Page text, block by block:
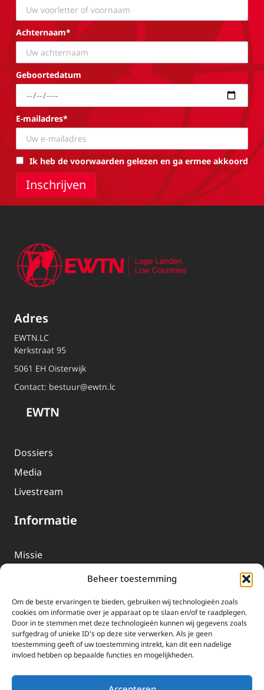
Beheer toestemming
Om de beste ervaringen te bieden, gebruiken wij technologieën zoals
cookies om informatie over je apparaat op te slaan en/of te raadplegen.
Door in te stemmen met deze technologieën kunnen wij gegevens zoals
surfgedrag of unieke ID's op deze site verwerken. Als je geen
toestemming geeft of uw toestemming intrekt, kan dit een nadelige
invloed hebben op bepaalde functies en mogelijkheden.
Achternaam*
Geboortedatum
E-mailadres*
Ik heb de voorwaarden gelezen en ga ermee akkoord
Adres
EWTN.LC
Kerkstraat 95
5061 EH Oisterwijk
Contact: bestuur@ewtn.lc
EWTN
Dossiers
Media
Livestream
Informatie
Missie
EWTN-Team
Organisatiegegevens
Doneren
EWTN wordt uitsluitend gefinancierd door uw donaties.